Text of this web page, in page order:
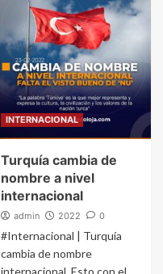
INTERNACIONAL
Turquía cambia de
nombre a nivel
internacional
admin 2022 0
#Internacional | Turquía
cambia de nombre